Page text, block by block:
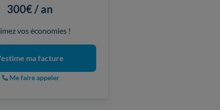
300€ / an
vos économies !
ma facture
Me faire appeler